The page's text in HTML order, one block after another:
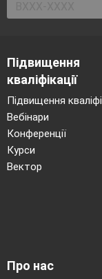
Підвищення
кваліфікації
Підвищення
Вебінари
Конференції
Курси
Вектор
Про нас